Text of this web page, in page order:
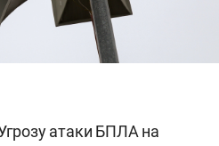
атаки БПЛА на